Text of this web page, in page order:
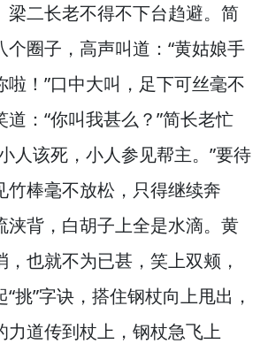
二长老不得不下台趋避。 简
圈子， 高声叫道：“黄姑娘手
啦！”口中大叫， 足下可丝毫不
道：“你叫我甚么？”简长老忙
人该死， 小人参见帮主。”要待
竹棒毫不放松， 只得继续奔
背， 白胡子上全是水滴。 黄
也就不为已甚， 笑上双颊，
“挑”字诀， 搭住钢杖向上甩出，
道传到杖上， 钢杖急飞上